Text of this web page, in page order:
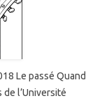
Le passé Quand
de l’Université